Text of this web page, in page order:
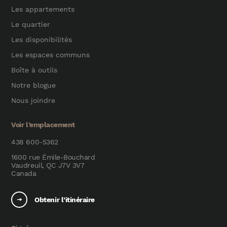
Les appartements
Le quartier
Les disponibilités
Les espaces communs
Boîte à outils
Notre blogue
Nous joindre
Voir l’emplacement
438 600-5362
1600 rue Émile-Bouchard
Vaudreuil, QC J7V 3V7
Canada
Obtenir l’itinéraire